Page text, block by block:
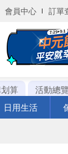
會員中心 訂單
算 活動總覽
日用生活